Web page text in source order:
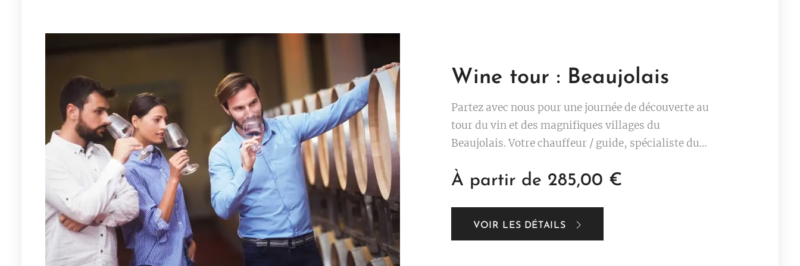
Wine tour : Beaujolais
Partez avec nous pour une journée de découverte au
tour du vin et des magnifiques villages du
Beaujolais. Votre chauffeur / guide, spécialiste du
hôtel. Votre parcours œnologique débutera par la
ses vins, leur appellation et ses villages traversés
À partir de 285,00 €
VOIR LES DÉTAILS